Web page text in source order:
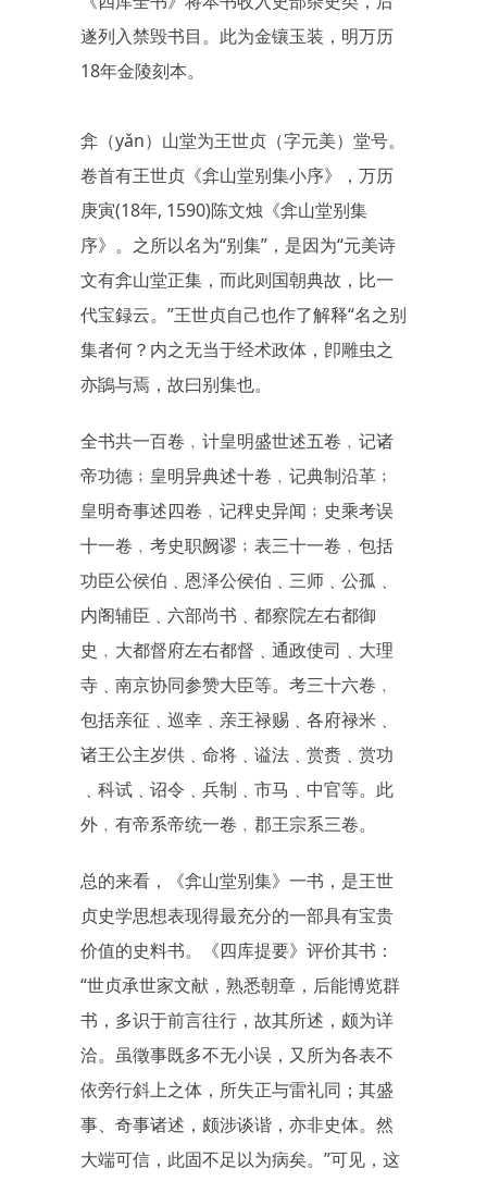
遂列入禁毁书目。此为金镶玉装，明万历
18年金陵刻本。
弇（yǎn）山堂为王世贞（字元美）堂号。
卷首有王世贞《弇山堂别集小序》，万历
庚寅(18年, 1590)陈文烛《弇山堂别集
序》。之所以名为“别集”，是因为“元美诗
文有弇山堂正集，而此则国朝典故，比一
代宝録云。”王世贞自己也作了解释“名之别
集者何？内之无当于经术政体，卽雕虫之
亦鴲与焉，故曰别集也。
全书共一百卷﹐计皇明盛世述五卷﹐记诸
帝功德﹔皇明异典述十卷﹐记典制沿革﹔
皇明奇事述四卷﹐记稗史异闻﹔史乘考误
十一卷﹐考史职阙谬﹔表三十一卷﹐包括
功臣公侯伯﹑恩泽公侯伯﹑三师﹑公孤﹑
内阁辅臣﹑六部尚书﹑都察院左右都御
史﹐大都督府左右都督﹑通政使司﹑大理
寺﹑南京协同参赞大臣等。考三十六卷﹐
包括亲征﹑巡幸﹑亲王禄赐﹑各府禄米﹑
诸王公主岁供﹑命将﹑谥法﹑赏赉﹑赏功
﹑科试﹑诏令﹑兵制﹑市马﹑中官等。此
外﹐有帝系帝统一卷﹐郡王宗系三卷。
总的来看，《弇山堂别集》一书，是王世
贞史学思想表现得最充分的一部具有宝贵
价值的史料书。《四库提要》评价其书：
“世贞承世家文献，熟悉朝章，后能博览群
书，多识于前言往行，故其所述，颇为详
洽。虽徵事既多不无小误，又所为各表不
依旁行斜上之体，所失正与雷礼同；其盛
事、奇事诸述，颇涉谈谐，亦非史体。然
大端可信，此固不足以为病矣。”可见，这